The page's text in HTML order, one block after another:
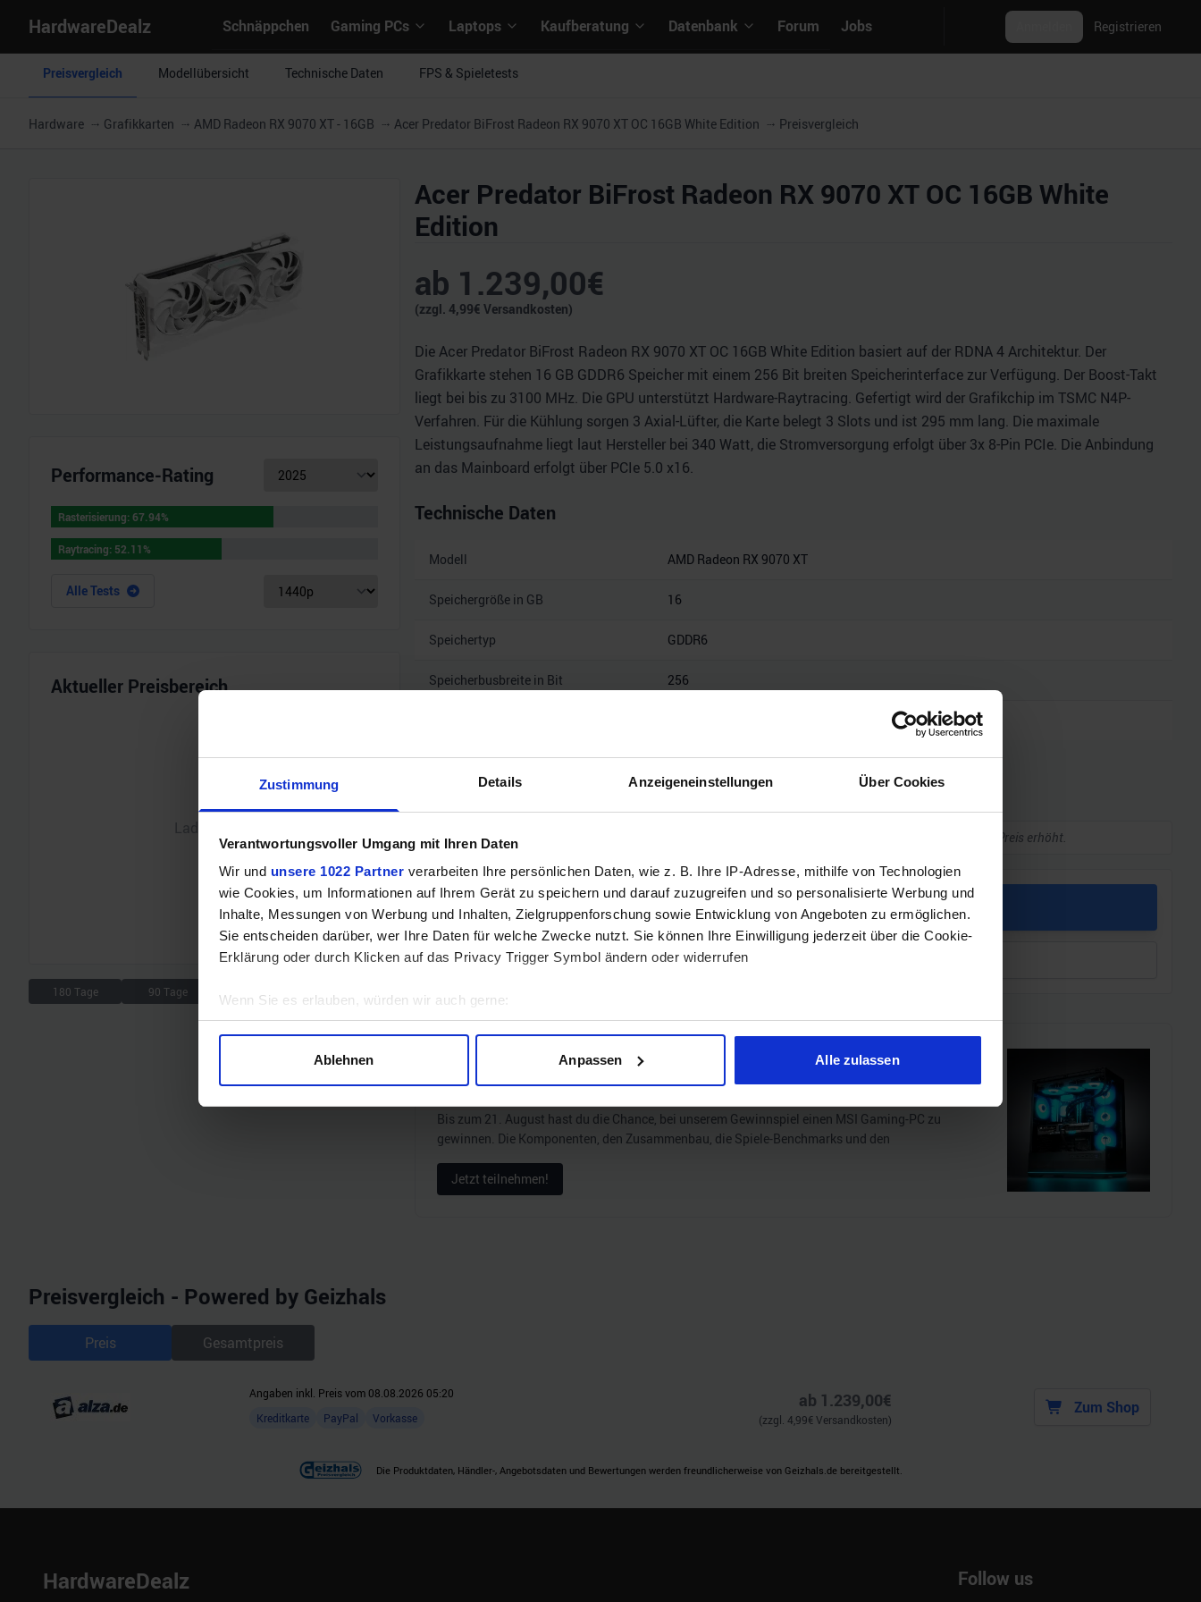
Zustimmung Details Anzeigeneinstellungen Über Cookies
Verantwortungsvoller Umgang mit Ihren Daten
Wir und unsere 1022 Partner verarbeiten Ihre persönlichen Daten, wie z. B. Ihre IP-Adresse, mithilfe von Technologien
wie Cookies, um Informationen auf Ihrem Gerät zu speichern und darauf zuzugreifen und so personalisierte Werbung und
Inhalte, Messungen von Werbung und Inhalten, Zielgruppenforschung sowie Entwicklung von Angeboten zu ermöglichen.
Sie entscheiden darüber, wer Ihre Daten für welche Zwecke nutzt. Sie können Ihre Einwilligung jederzeit über die Cookie-
Erklärung oder durch Klicken auf das Privacy Trigger Symbol ändern oder widerrufen
Wenn Sie es erlauben, würden wir auch gerne:
Informationen über Ihre geografische Lage erfassen, welche bis auf einige Meter genau sein können
Erfahren Sie mehr darüber, wie Ihre persönlichen Daten verarbeitet werden, und legen Sie Ihre Präferenzen im
Wir verwenden Cookies, um Inhalte und Anzeigen zu personalisieren, Funktionen für soziale Medien anbieten zu können
Website an unsere Partner für soziale Medien, Werbung und Analysen weiter. Unsere Partner führen diese Informationen
möglicherweise mit weiteren Daten zusammen, die Sie ihnen bereitgestellt haben oder die sie im Rahmen Ihrer Nutzung
Ablehnen Anpassen Alle zulassen
HardwareDealz Schnäppchen Gaming PCs Laptops Kaufberatung Datenbank Forum Jobs Registrieren
Preisvergleich Modellübersicht Technische Daten FPS & Spieletests
Hardware Grafikkarten AMD Radeon RX 9070 XT - 16GB Acer Predator BiFrost Radeon RX 9070 XT OC 16GB White Edition Preisvergleich
Performance-Rating
Rasterisierung: 67.94%
Rasterisierung:67.94%
Raytracing: 52.11%
Raytracing: 52.11%
Alle Tests
Aktueller Preisbereich
Lade Chart...
180 Tage 90 Tage
Acer Predator BiFrost Radeon RX 9070 XT OC 16GB White
Edition
ab 1.239,00€
(zzgl. 4,99€ Versandkosten)
Die Acer Predator BiFrost Radeon RX 9070 XT OC 16GB White Edition basiert auf der RDNA 4 Architektur. Der
Grafikkarte stehen 16 GB GDDR6 Speicher mit einem 256 Bit breiten Speicherinterface zur Verfügung. Der Boost-Takt
liegt bei bis zu 3100 MHz. Die GPU unterstützt Hardware-Raytracing. Gefertigt wird der Grafikchip im TSMC N4P-
Verfahren. Für die Kühlung sorgen 3 Axial-Lüfter, die Karte belegt 3 Slots und ist 295 mm lang. Die maximale
Leistungsaufnahme liegt laut Hersteller bei 340 Watt, die Stromversorgung erfolgt über 3x 8-Pin PCIe. Die Anbindung
an das Mainboard erfolgt über PCIe 5.0 x16.
Technische Daten
Modell AMD Radeon RX 9070 XT
Speichergröße in GB 16
Speichertyp GDDR6
Speicherbusbreite in Bit 256
Mehr technische Daten
Hinweis: Unsere Links sind Affiliate Links. Wir erhalten beim Kauf eine kleine Provision, ohne dass sich euer Preis erhöht.
ZUM BESTPREIS
Gewinne einen MSI Gaming PC mit RTX 5070 Ti!!
Bis zum 21. August hast du die Chance, bei unserem Gewinnspiel einen MSI Gaming-PC zu
gewinnen. Die Komponenten, den Zusammenbau, die Spiele-Benchmarks und den
Jetzt teilnehmen!
Preisvergleich - Powered by Geizhals
Preis Gesamtpreis
Angaben inkl. Preis vom 08.08.2026 05:20
Kreditkarte
PayPal Vorkasse
ab 1.239,00€
(zzgl. 4,99€ Versandkosten)
Zum Shop
Die Produktdaten, Händler-, Angebotsdaten und Bewertungen werden freundlicherweise von Geizhals.de bereitgestellt.
HardwareDealz Follow us